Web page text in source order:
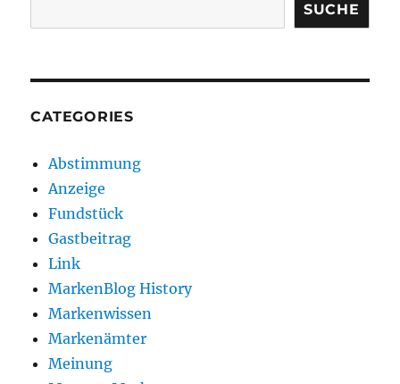
SUCHE
CATEGORIES
Abstimmung
Anzeige
Fundstück
Gastbeitrag
Link
MarkenBlog History
Markenwissen
Markenämter
Meinung